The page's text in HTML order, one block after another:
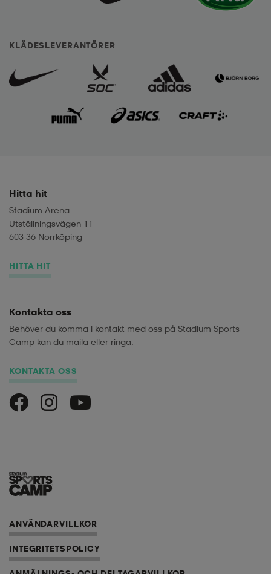
KLÄDESLEVERANTÖRER
Hitta hit
Stadium Arena
Utställningsvägen 11
603 36 Norrköping
HITTA HIT
Kontakta oss
Behöver du komma i kontakt med oss på Stadium Sports
Camp kan du maila eller ringa.
KONTAKTA OSS
Stadium Sports Camp på Facebook
Stadium Sports Camp på Instagram
ANVÄNDARVILLKOR
INTEGRITETSPOLICY